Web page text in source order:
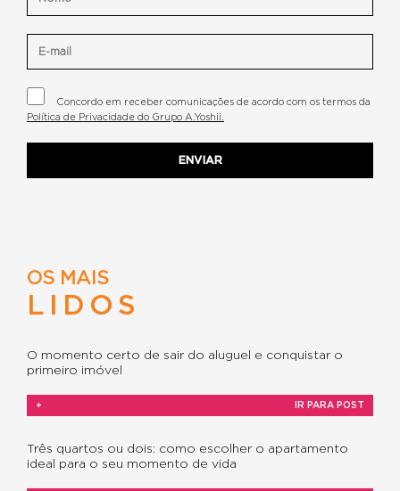
Concordo em receber comunicações de acordo com os termos da
Política de Privacidade do Grupo A.Yoshii.
OS MAIS
LIDOS
O momento certo de sair do aluguel e conquistar o
primeiro imóvel
+ IR PARA POST
Três quartos ou dois: como escolher o apartamento
ideal para o seu momento de vida